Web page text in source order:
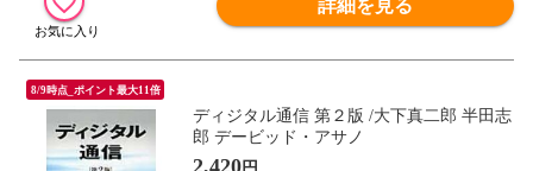
詳細を見る
8/9時点_ポイント最大11倍
ディジタル通信 第２版 /大下真二郎 半田志
郎 デービッド・アサノ